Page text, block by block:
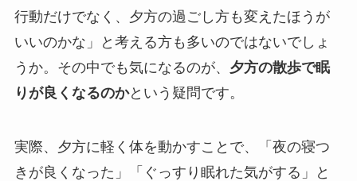
行動だけでなく、夕方の過ごし方も変えたほうが
いいのかな」と考える方も多いのではないでしょ
うか。その中でも気になるのが、 夕方の散歩で眠
りが良くなるのかという疑問です。
実際、夕方に軽く体を動かすことで、「夜の寝つ
きが良くなった」「ぐっすり眠れた気がする」と